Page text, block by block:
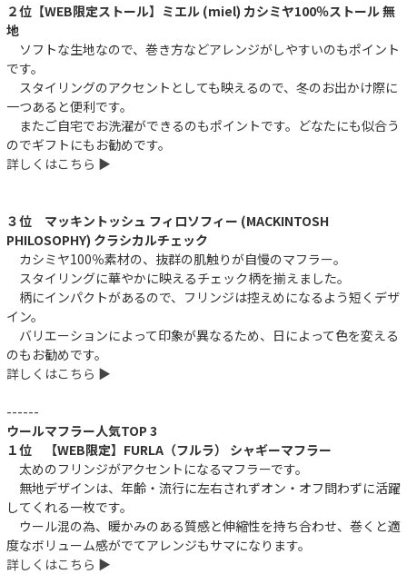
２位【WEB限定ストール】ミエル (miel) カシミヤ100％ストール 無
地
ソフトな生地なので、巻き方などアレンジがしやすいのもポイント
です。
スタイリングのアクセントとしても映えるので、冬のお出かけ際に
一つあると便利です。
またご自宅でお洗濯ができるのもポイントです。どなたにも似合う
のでギフトにもお勧めです。
詳しくはこちら ▶︎
３位 マッキントッシュ フィロソフィー (MACKINTOSH
PHILOSOPHY) クラシカルチェック
カシミヤ100％素材の、抜群の肌触りが自慢のマフラー。
スタイリングに華やかに映えるチェック柄を揃えました。
柄にインパクトがあるので、フリンジは控えめになるよう短くデザ
イン。
バリエーションによって印象が異なるため、日によって色を変える
のもお勧めです。
詳しくはこちら ▶︎
------
ウールマフラー人気TOP 3
１位 【WEB限定】FURLA（フルラ） シャギーマフラー
太めのフリンジがアクセントになるマフラーです。
無地デザインは、年齢・流行に左右されずオン・オフ問わずに活躍
してくれる一枚です。
ウール混の為、暖かみのある質感と伸縮性を持ち合わせ、巻くと適
度なボリューム感がでてアレンジもサマになります。
詳しくはこちら ▶︎